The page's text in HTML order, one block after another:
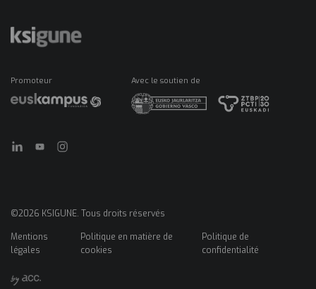
Promoteur Avec le soutien de
©2026 KSIGUNE. Tous droits réservés
Menú
Mentions
légales
Politique en matière de
cookies
Politique de
confidentialité